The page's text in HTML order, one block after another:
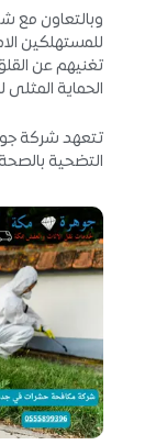
وبالتعاون مع
للمستهلكين
تغنيهم عن
الحماية المثلى
تتعهد شركة
التضحية بالصحة